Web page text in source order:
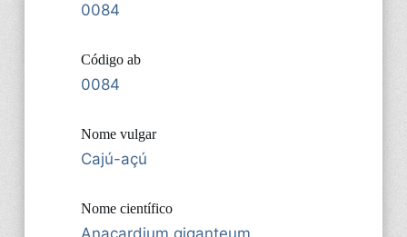
0084
Código ab
0084
Nome vulgar
Cajú-açú
Nome científico
Anacardium giganteum